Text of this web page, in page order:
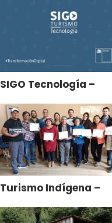
– Curso de Apresto
SIGO Tecnología –
Implementación
Programa de
Capacitación
Turismo Indígena –
en Marketing Digital